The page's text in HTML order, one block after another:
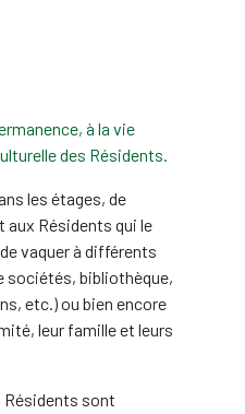
à la vie
des Résidents.
les étages, de
Résidents qui le
vaquer à différents
sociétés, bibliothèque,
etc.) ou bien encore
leur famille et leurs
Résidents sont